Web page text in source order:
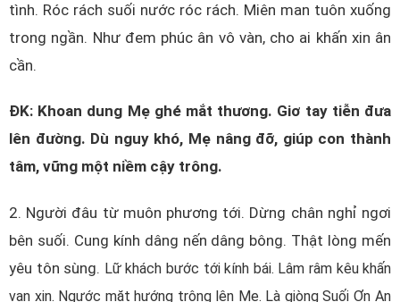
tình. Róc rách suối nước róc rách. Miên man tuôn xuống
trong ngần. Như đem phúc ân vô vàn, cho ai khấn xin ân
cần.
ĐK: Khoan dung Mẹ ghé mắt thương. Giơ tay tiễn đưa
lên đường. Dù nguy khó, Mẹ nâng đỡ, giúp con thành
tâm, vững một niềm cậy trông.
2. Người đâu từ muôn phương tới. Dừng chân nghỉ ngơi
bên suối. Cung kính dâng nến dâng bông. Thật lòng mến
yêu tôn sùng. Lữ khách bước tới kính bái. Lâm râm kêu khấn
van xin. Ngước mặt hướng trông lên Mẹ. Là giòng Suối Ơn An